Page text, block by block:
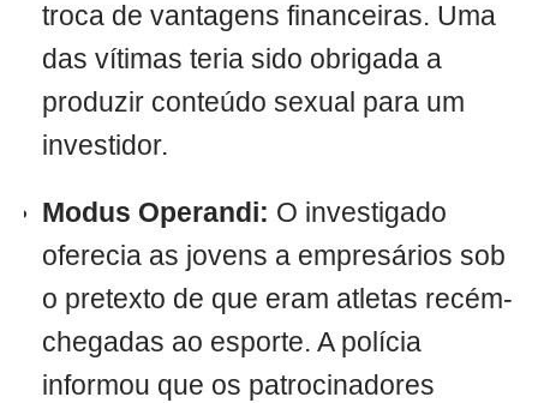
troca de vantagens financeiras. Uma
das vítimas teria sido obrigada a
produzir conteúdo sexual para um
investidor.
Modus Operandi: O investigado
oferecia as jovens a empresários sob
o pretexto de que eram atletas recém-
chegadas ao esporte. A polícia
informou que os patrocinadores